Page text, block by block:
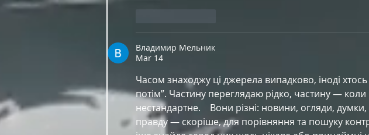
Владимир Мельник
Mar 14
Часом знаходжу ці джерела випадково, іноді хтось
потім”. Частину переглядаю рідко, частину —
нестандартне.    Вони різні: новини, огляди, думки,
правду — скоріше, для порівняння та пошуку